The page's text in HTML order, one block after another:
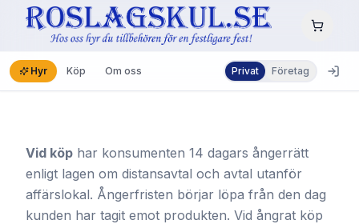
Hyr Köp Om oss Privat Företag
Vid köp har konsumenten 14 dagars ångerrätt
enligt lagen om distansavtal och avtal utanför
affärslokal. Ångerfristen börjar löpa från den dag
kunden har tagit emot produkten. Vid ångrat köp